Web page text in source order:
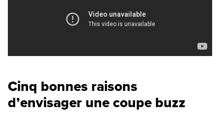
Cinq bonnes raisons
d’envisager une coupe buzz